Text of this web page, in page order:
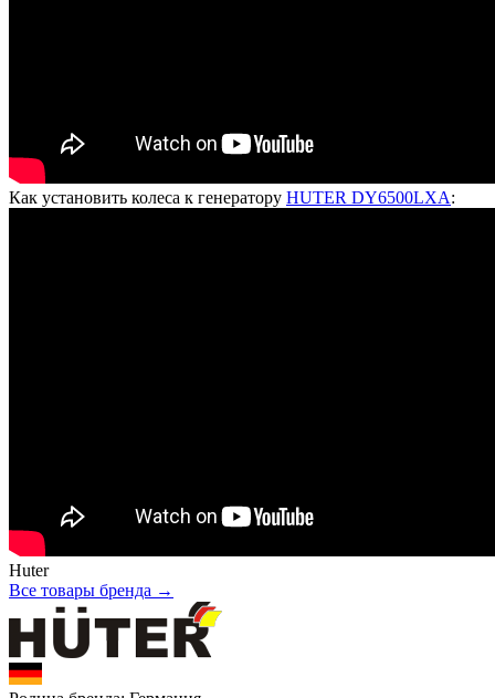
Как установить колеса к генератору HUTER DY6500LXA:
Huter
Все товары бренда →